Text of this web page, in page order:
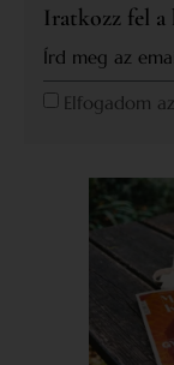
Iratkozz fel a
Elfogadom az